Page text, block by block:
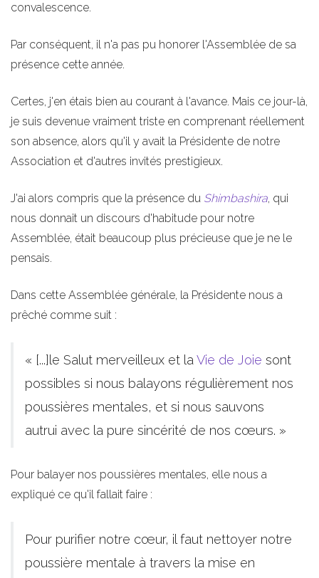
convalescence.
Par conséquent, il n'a pas pu honorer l'Assemblée de sa
présence cette année.
Certes, j'en étais bien au courant à l'avance. Mais ce jour-là,
je suis devenue vraiment triste en comprenant réellement
son absence, alors qu'il y avait la Présidente de notre
Association et d'autres invités prestigieux.
J'ai alors compris que la présence du Shimbashira, qui
nous donnait un discours d'habitude pour notre
Assemblée, était beaucoup plus précieuse que je ne le
pensais.
Dans cette Assemblée générale, la Présidente nous a
prêché comme suit :
« [...]le Salut merveilleux et la Vie de Joie sont
possibles si nous balayons régulièrement nos
poussières mentales, et si nous sauvons
autrui avec la pure sincérité de nos cœurs. »
Pour balayer nos poussières mentales, elle nous a
expliqué ce qu'il fallait faire :
Pour purifier notre cœur, il faut nettoyer notre
poussière mentale à travers la mise en